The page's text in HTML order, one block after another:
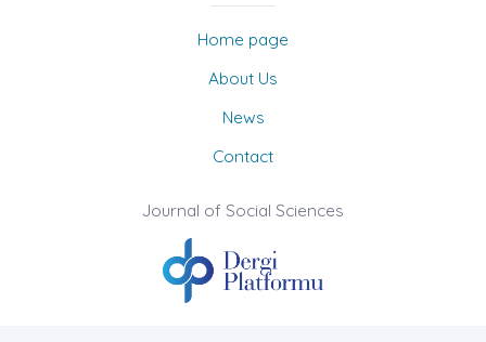
Home page
About Us
News
Contact
Journal of Social Sciences